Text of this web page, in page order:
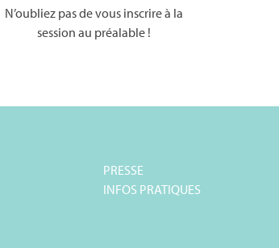
N’oubliez pas de vous inscrire à la
session au préalable !
PRESSE
INFOS PRATIQUES